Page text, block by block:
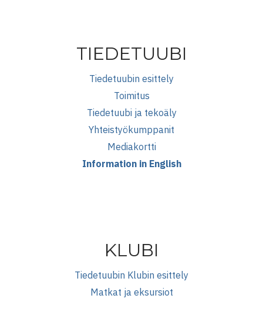
TIEDETUUBI
Tiedetuubin esittely
Toimitus
Tiedetuubi ja tekoäly
Yhteistyökumppanit
Mediakortti
Information in English
KLUBI
Tiedetuubin Klubin esittely
Matkat ja eksursiot